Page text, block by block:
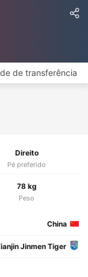
de transferência
Direito
Pé preferido
78 kg
Peso
China
Jinmen Tiger